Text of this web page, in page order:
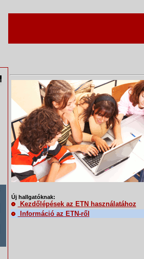
Új hallgatóknak:
Kezdőlépések az ETN használatához
Információ az ETN-ről